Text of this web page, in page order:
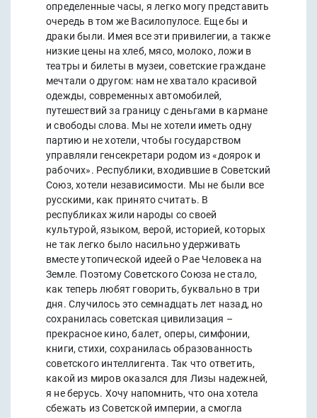
определенные часы, я легко могу представить
очередь в том же Василопулосе. Еще бы и
драки были. Имея все эти привилегии, а также
низкие цены на хлеб, мясо, молоко, ложи в
театры и билеты в музеи, советские граждане
мечтали о другом: нам не хватало красивой
одежды, современных автомобилей,
путешествий за границу с деньгами в кармане
и свободы слова. Мы не хотели иметь одну
партию и не хотели, чтобы государством
управляли генсекретари родом из «доярок и
рабочих». Республики, входившие в Советский
Союз, хотели независимости. Мы не были все
русскими, как принято считать. В
республиках жили народы со своей
культурой, языком, верой, историей, которых
не так легко было насильно удерживать
вместе утопической идеей о Рае Человека на
Земле. Поэтому Советского Союза не стало,
как теперь любят говорить, буквально в три
дня. Случилось это семнадцать лет назад, но
сохранилась советская цивилизация –
прекрасное кино, балет, оперы, симфонии,
книги, стихи, сохранилась образованность
советского интеллигента. Так что ответить,
какой из миров оказался для Лизы надежней,
я не берусь. Хочу напомнить, что она хотела
сбежать из Советской империи, а смогла